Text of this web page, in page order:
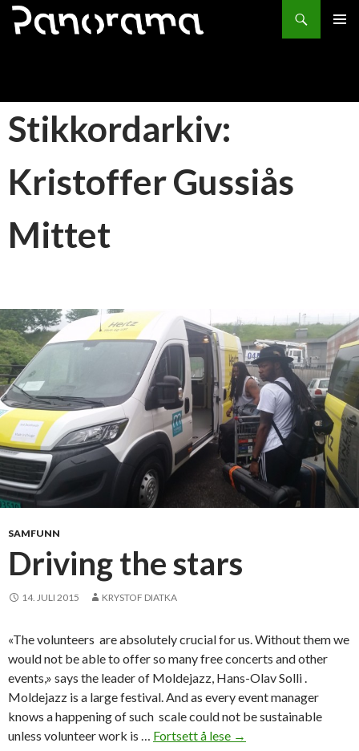
Søk
HOPP
Stikkordarkiv:
Kristoffer Gussiås
Mittet
SAMFUNN
Driving the stars
14. JULI 2015 KRYSTOF DIATKA
«The volunteers are absolutely crucial for us. Without them we
would not be able to offer so many free concerts and other
events,» says the leader of Moldejazz, Hans-Olav Solli .
Moldejazz is a large festival. And as every event manager
knows a happening of such scale could not be sustainable
unless volunteer work is … Fortsett å lese D
→